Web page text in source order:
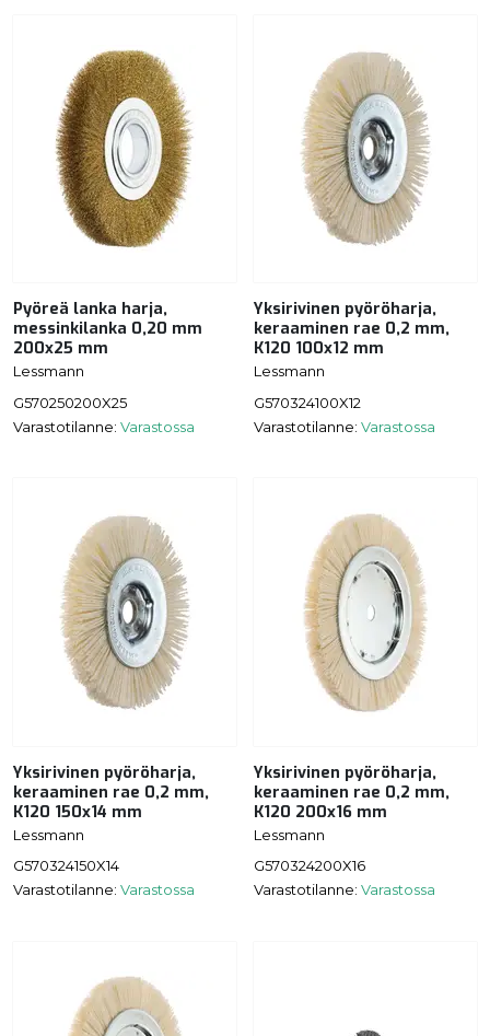
Pyöreä lanka harja,
messinkilanka 0,20 mm
200x25 mm
Lessmann
G570250200X25
Varastotilanne: Varastossa
Yksirivinen pyöröharja,
keraaminen rae 0,2 mm,
K120 100x12 mm
Lessmann
G570324100X12
Varastotilanne: Varastossa
Yksirivinen pyöröharja,
keraaminen rae 0,2 mm,
K120 150x14 mm
Lessmann
G570324150X14
Varastotilanne: Varastossa
Yksirivinen pyöröharja,
keraaminen rae 0,2 mm,
K120 200x16 mm
Lessmann
G570324200X16
Varastotilanne: Varastossa